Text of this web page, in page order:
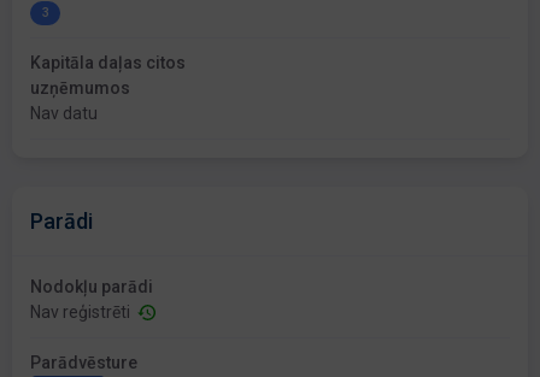
3
Kapitāla daļas citos
uzņēmumos
Nav datu
Parādi
Nodokļu parādi
Nav reģistrēti
Parādvēsture